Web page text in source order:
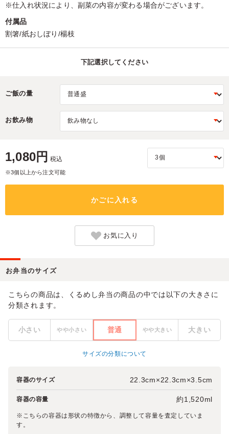
※仕入れ状況により、副菜の内容が変わる場合がございます。
付属品
割箸/紙おしぼり/楊枝
下記選択してください
ご飯の量
お飲み物
1,080円 税込
※3個以上から注文可能
かごに入れる
お気に入り
お弁当のサイズ
こちらの商品は、くるめし弁当の商品の中では以下の大きさに
分類されます。
小さい やや小さい 普通 やや大きい 大きい
サイズの分類について
容器のサイズ 22.3cm×22.3cm×3.5cm
容器の容量 約1,520ml
※こちらの容器は形状の特徴から、調整して容量を査定していま
す。